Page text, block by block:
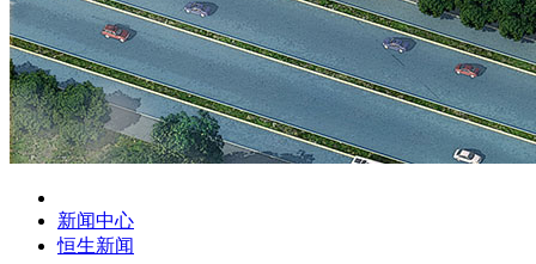
新闻中心
恒生新闻